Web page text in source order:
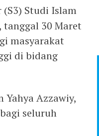
(S3) Studi Islam
tanggal 30 Maret
masyarakat
di bidang
Yahya Azzawiy,
seluruh